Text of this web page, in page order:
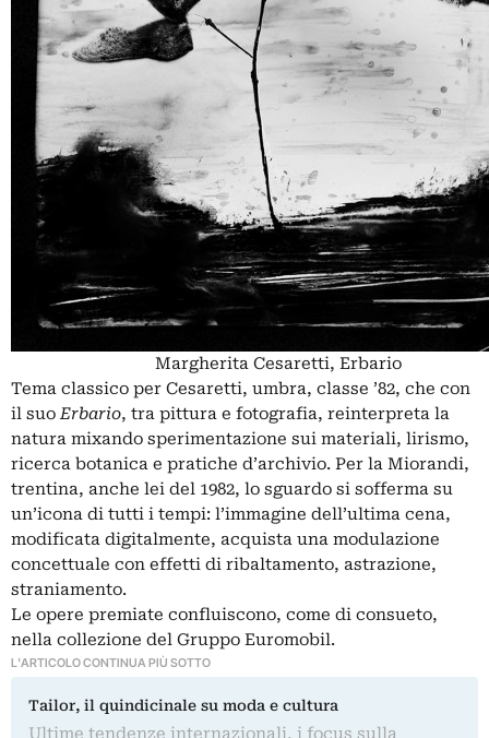
Margherita Cesaretti, Erbario
Tema classico per Cesaretti, umbra, classe ’82, che con
il suoErbario, tra pittura e fotografia, reinterpreta la
natura mixando sperimentazione sui materiali, lirismo,
ricerca botanica e pratiche d’archivio. Per la Miorandi,
trentina, anche lei del 1982, lo sguardo si sofferma su
un’icona di tutti i tempi: l’immagine dell’ultima cena,
modificata digitalmente, acquista una modulazione
concettuale con effetti di ribaltamento, astrazione,
straniamento.
Le opere premiate confluiscono, come di consueto,
nella collezione del Gruppo Euromobil.
L'ARTICOLO CONTINUA PIÙ SOTTO
Tailor, il quindicinale su moda e cultura
Ultime tendenze internazionali, i focus sulla